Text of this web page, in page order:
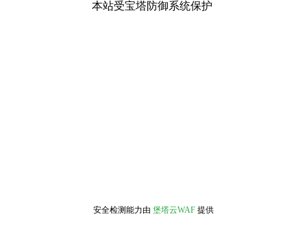
本站受宝塔防御系统保护
安全检测能力由 堡塔云WAF 提供